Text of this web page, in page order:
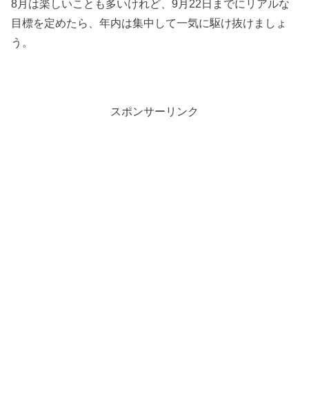
8月は楽しいことも多いけれど、9月22日までにリアルな
目標を定めたら、年内は集中して一気に駆け抜けましょ
う。
スポンサーリンク